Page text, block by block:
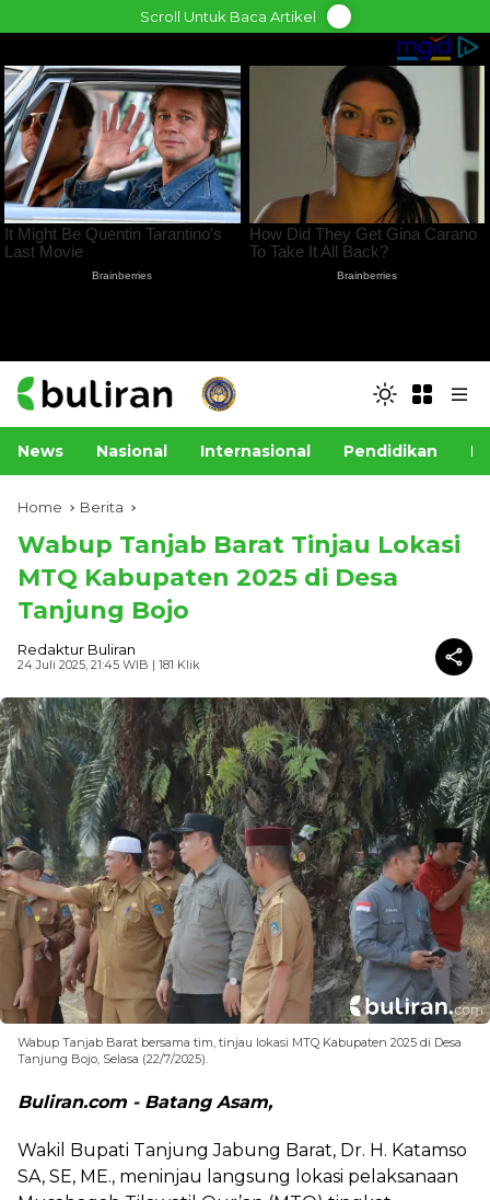
to
Scroll Untuk Baca Artikel
News Nasional Internasional Pendidikan
Home Berita
Wabup Tanjab Barat Tinjau Lokasi
MTQ Kabupaten 2025 di Desa
Tanjung Bojo
Redaktur Buliran
24 Juli 2025, 21:45 WIB | 181 Klik
Wabup Tanjab Barat bersama tim, tinjau lokasi MTQ Kabupaten 2025 di Desa
Tanjung Bojo, Selasa (22/7/2025).
Buliran.com - Batang Asam,
Wakil Bupati Tanjung Jabung Barat, Dr. H. Katamso
SA, SE, ME., meninjau langsung lokasi pelaksanaan